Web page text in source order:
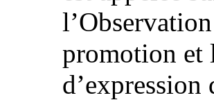
promotion et
d’expression